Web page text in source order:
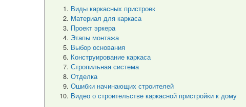
Виды каркасных пристроек
Материал для каркаса
Проект эркера
Этапы монтажа
Выбор основания
Конструирование каркаса
Стропильная система
Отделка
Ошибки начинающих строителей
Видео о строительстве каркасной пристройки к дому